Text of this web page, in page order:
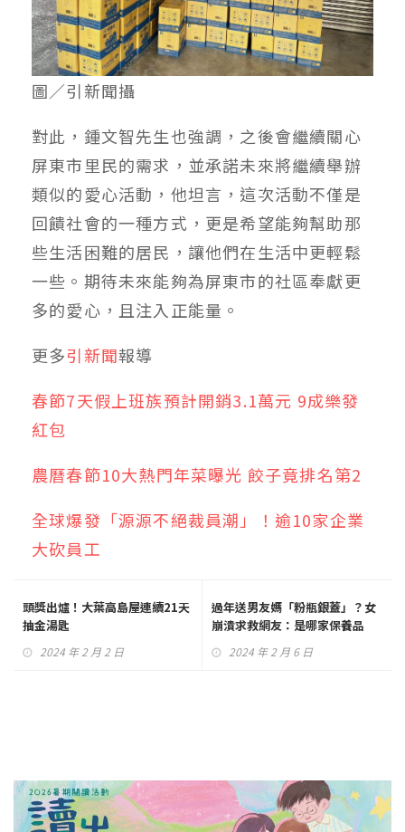
圖／引新聞攝
對此，鍾文智先生也強調，之後會繼續關心
屏東市里民的需求，並承諾未來將繼續舉辦
類似的愛心活動，他坦言，這次活動不僅是
回饋社會的一種方式，更是希望能夠幫助那
些生活困難的居民，讓他們在生活中更輕鬆
一些。期待未來能夠為屏東市的社區奉獻更
多的愛心，且注入正能量。
更多引新聞報導
春節7天假上班族預計開銷3.1萬元 9成樂發
紅包
農曆春節10大熱門年菜曝光 餃子竟排名第2
全球爆發「源源不絕裁員潮」！逾10家企業
大砍員工
頭獎出爐！大葉高島屋連續21天
抽金湯匙
2024 年 2 月 2 日
過年送男友媽「粉瓶銀蓋」？女
崩潰求救網友：是哪家保養品
2024 年 2 月 6 日